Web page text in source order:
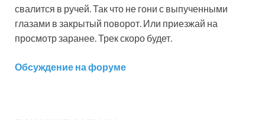
свалится в ручей. Так что не гони с выпученными
глазами в закрытый поворот. Или приезжай на
просмотр заранее. Трек скоро будет.
Обсуждение на форуме